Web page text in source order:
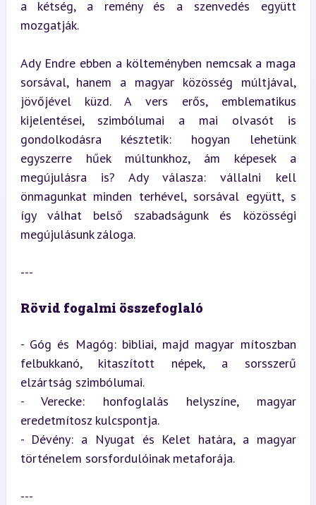
a kétség, a remény és a szenvedés együtt
mozgatják.
Ady Endre ebben a költeményben nemcsak a maga
sorsával, hanem a magyar közösség múltjával,
jövőjével küzd. A vers erős, emblematikus
kijelentései, szimbólumai a mai olvasót is
gondolkodásra késztetik: hogyan lehetünk
egyszerre hűek múltunkhoz, ám képesek a
megújulásra is? Ady válasza: vállalni kell
önmagunkat minden terhével, sorsával együtt, s
így válhat belső szabadságunk és közösségi
megújulásunk záloga.
---
Rövid fogalmi összefoglaló
- Góg és Magóg: bibliai, majd magyar mítoszban
felbukkanó, kitaszított népek, a sorsszerű
elzártság szimbólumai.
- Verecke: honfoglalás helyszíne, magyar
eredetmítosz kulcspontja.
- Dévény: a Nyugat és Kelet határa, a magyar
történelem sorsfordulóinak metaforája.
---